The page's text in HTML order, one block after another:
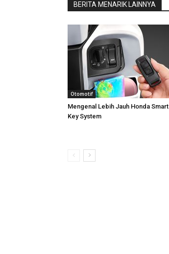
BERITA MENARIK LAINNYA
Otomotif
Mengenal Lebih Jauh Honda Smart
Key System